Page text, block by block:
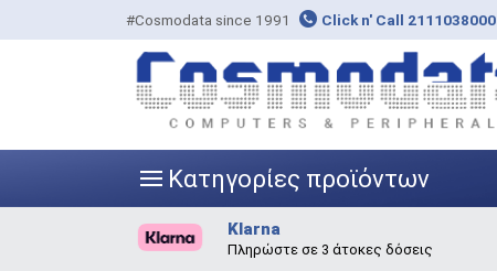
#Cosmodata since 1991 Click n' Call 2111038000
||| Κατηγορίες προϊόντων
Klarna
Πληρώστε σε 3 άτοκες δόσεις